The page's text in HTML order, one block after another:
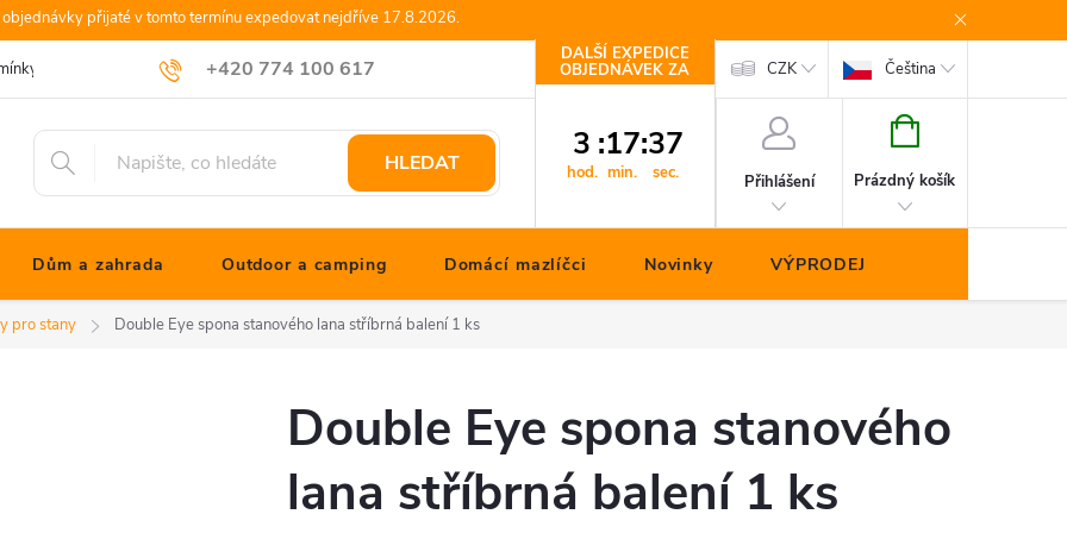
přijaté v tomto termínu expedovat nejdříve 17.8.2026.
+420 774 100 617
info@jonathanshop.cz
Podmínky ochrany osobních údajů Blog JONATHANshop.cz Kontakty CZK Čeština
HLEDAT
DALŠÍ EXPEDICE
OBJEDNÁVEK ZA
3
hod.
:17
min.
:36
sec. Přihlášení
NÁKUPNÍ
Prázdný košík
Dům a zahrada Outdoor a camping Domácí mazlíčci Novinky VÝPRODEJ
pro stany Double Eye spona stanového lana stříbrná balení 1 ks
Double Eye spona stanového
lana stříbrná balení 1 ks